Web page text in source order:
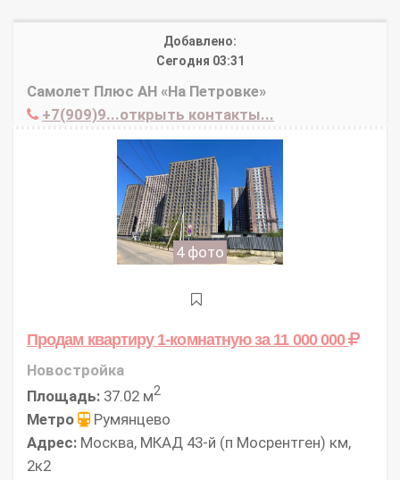
Добавлено:
Сегодня 03:31
Самолет Плюс АН «На Петровке»
+7(909)9...открыть контакты...
4 фото
Продам квартиру 1-комнатнуюза 11 000 000
Новостройка
Площадь: 37.02 м2
Метро
Румянцево
Адрес: Москва, МКАД 43-й (п Мосрентген) км,
2к2